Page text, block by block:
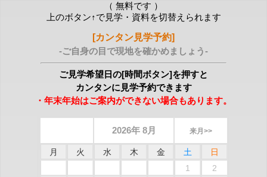
（ 無料です ）
上のボタン↑で見学・資料を切替えられます
[カンタン見学予約]
-ご自身の目で現地を確かめましょう-
ご見学希望日の[時間ボタン]を押すと
カンタンに見学予約できます
・年末年始はご案内ができない場合もあります。
2026年 8月 来月>>
月 火 水 木 金 土
日
1
2